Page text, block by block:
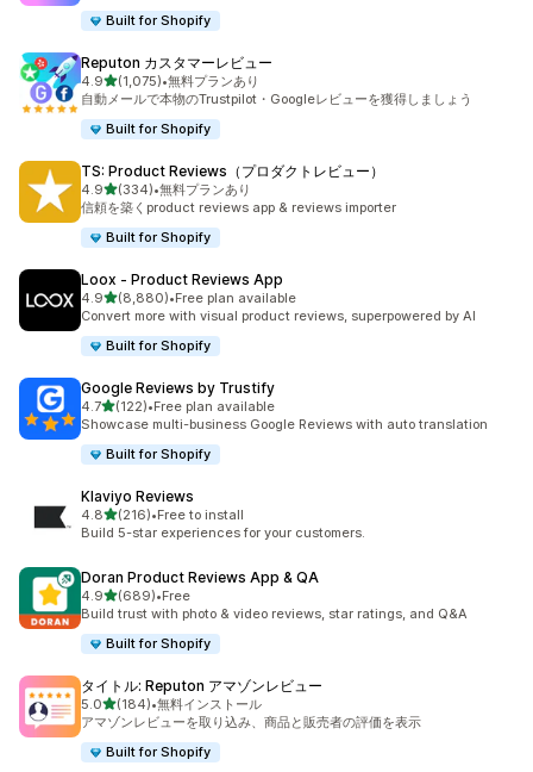
Built for Shopify
Reputon カスタマーレビュー
4.95つ星中
(1,075)
合計レビュー数：1075件
•無料プランあり
自動メールで本物のTrustpilot・Googleレビューを獲得しましょう
Built for Shopify
TS: Product Reviews（プロダクトレビュー）
4.95つ星中
(334)
合計レビュー数：334件
•無料プランあり
信頼を築くproduct reviews app & reviews importer
Built for Shopify
Loox ‑ Product Reviews App
4.95つ星中
(8,880)
合計レビュー数：8880件
•Free plan available
Convert more with visual product reviews, superpowered by AI
Built for Shopify
Google Reviews by Trustify
4.75つ星中
(122)
合計レビュー数：122件
•Free plan available
Showcase multi-business Google Reviews with auto translation
Built for Shopify
Klaviyo Reviews
4.85つ星中
(216)
合計レビュー数：216件
•Free to install
Build 5-star experiences for your customers.
Doran Product Reviews App & QA
4.95つ星中
(689)
合計レビュー数：689件
•Free
Build trust with photo & video reviews, star ratings, and Q&A
Built for Shopify
タイトル: Reputon アマゾンレビュー
5.05つ星中
(184)
合計レビュー数：184件
•無料インストール
アマゾンレビューを取り込み、商品と販売者の評価を表示
Built for Shopify